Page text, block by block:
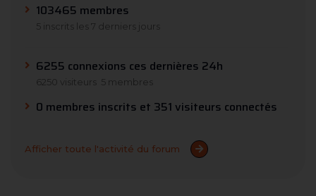
103465 membres
5 inscrits les 7 derniers jours
6255 connexions ces dernières 24h
6250 visiteurs 5 membres
0 membres inscrits et 351 visiteurs connectés
Afficher toute l'activité du forum